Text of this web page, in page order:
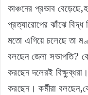
কাঞ্চনের প্রভাব
প্রত্যারোপের ঝাঁঝে বিদ্ধ
মতো এগিয়ে চলেছে তা
বলছেন জেলা সভাপতি?
করছেন দলেরই
করছেন। কর্মীরা